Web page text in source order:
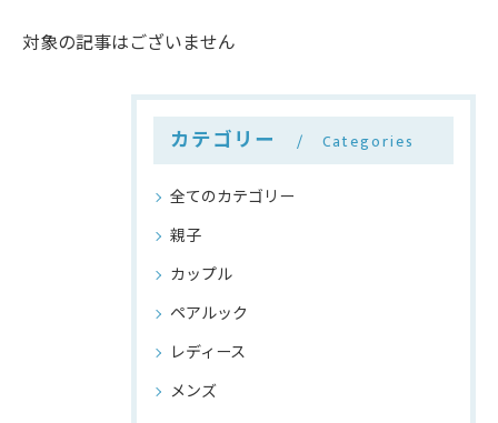
対象の記事はございません
カテゴリー Categories
全てのカテゴリー
親子
カップル
ペアルック
レディース
メンズ